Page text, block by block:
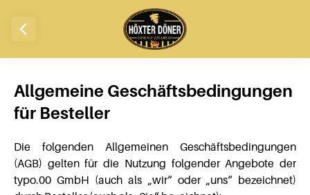
Allgemeine Geschäftsbedingungen
für Besteller
Die folgenden Allgemeinen Geschäftsbedingungen
(AGB) gelten für die Nutzung folgender Angebote der
typo.00 GmbH (auch als „wir“ oder „uns“ bezeichnet)